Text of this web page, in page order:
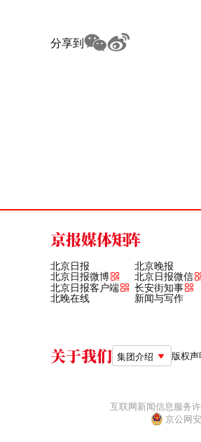
分享到
京报媒体矩阵
北京日报 北京晚报
北京日报微博 北京日报微信
北京日报客户端
长安街知事
北晚在线 新闻与写作
关于我们 集团介绍 版权声
互联网新闻信息服务
京公网